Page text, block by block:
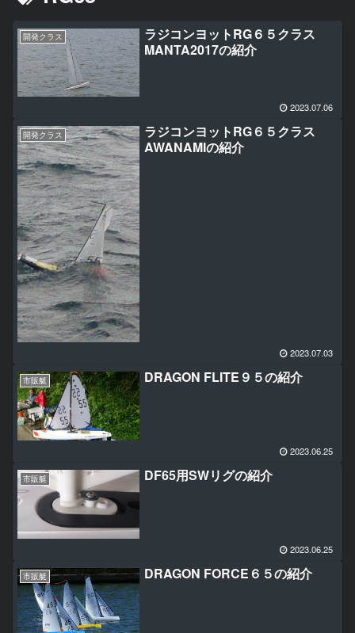
開発クラス
ラジコンヨットRG６５クラス
MANTA2017の紹介
2023.07.06
開発クラス
ラジコンヨットRG６５クラス
AWANAMIの紹介
2023.07.03
市販艇 DRAGON FLITE９５の紹介
2023.06.25
市販艇 DF65用SWリグの紹介
2023.06.25
市販艇 DRAGON FORCE６５の紹介